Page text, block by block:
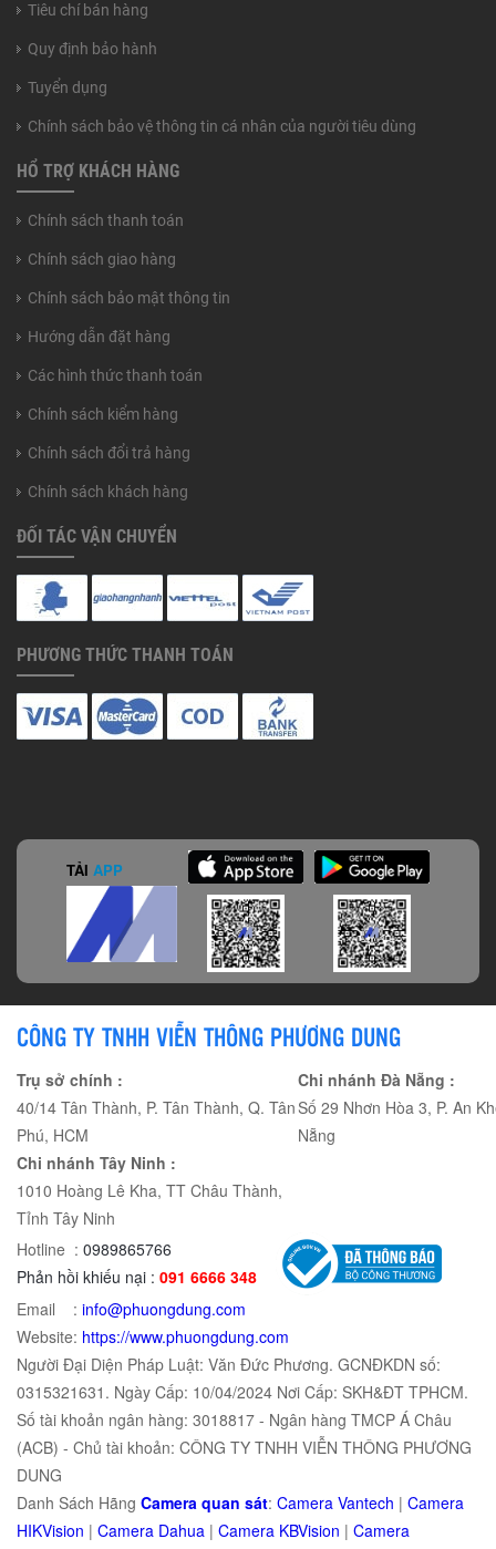
Tiêu chí bán hàng
Quy định bảo hành
Tuyển dụng
Chính sách bảo vệ thông tin cá nhân của người tiêu dùng
HỔ TRỢ KHÁCH HÀNG
Chính sách thanh toán
Chính sách giao hàng
Chính sách bảo mật thông tin
Hướng dẫn đặt hàng
Các hình thức thanh toán
Chính sách kiểm hàng
Chính sách đổi trả hàng
Chính sách khách hàng
ĐỐI TÁC VẬN CHUYỂN
PHƯƠNG THỨC THANH TOÁN
TẢI APP
CÔNG TY TNHH VIỄN THÔNG PHƯƠNG DUNG
Trụ sở chính :
40/14 Tân Thành, P. Tân Thành, Q. Tân
Phú, HCM
Chi nhánh Đà Nẵng :
Số 29 Nhơn Hòa 3, P. An
Nẵng
Chi nhánh Tây Ninh :
1010 Hoàng Lê Kha, TT Châu Thành,
Tỉnh Tây Ninh
Hotline : 0989865766
Phản hồi khiếu nại : 091 6666 348
Email : info@phuongdung.com
Website: https://www.phuongdung.com
Người Đại Diện Pháp Luật: Văn Đức Phương. GCNĐKDN số:
0315321631. Ngày Cấp: 10/04/2024 Nơi Cấp: SKH&ĐT TPHCM.
Số tài khoản ngân hàng: 3018817 - Ngân hàng TMCP Á Châu
(ACB) - Chủ tài khoản: CÔNG TY TNHH VIỄN THÔNG PHƯƠNG
DUNG
Danh Sách Hãng Camera quan sát: Camera Vantech | Camera
HIKVision | Camera Dahua | Camera KBVision | Camera